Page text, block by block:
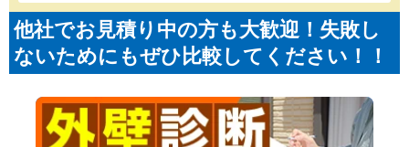
他社でお見積り中の方も大歓迎！失敗し
ないためにもぜひ比較してください！！